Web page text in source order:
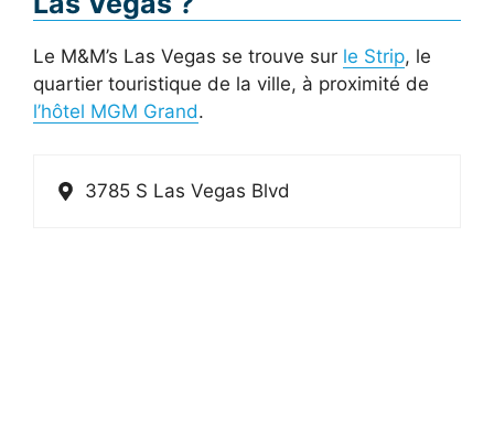
Le M&M’s Las Vegas se trouve sur le Strip, le
quartier touristique de la ville, à proximité de
l’hôtel MGM Grand.
3785 S Las Vegas Blvd